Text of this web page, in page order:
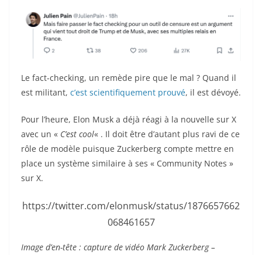
Le fact-checking, un remède pire que le mal ? Quand il
est militant, c’est scientifiquement prouvé, il est dévoyé.
Pour l’heure, Elon Musk a déjà réagi à la nouvelle sur X
avec un « C’est cool« . Il doit être d’autant plus ravi de ce
rôle de modèle puisque Zuckerberg compte mettre en
place un système similaire à ses « Community Notes »
sur X.
https://twitter.com/elonmusk/status/1876657662
068461657
Image d’en-tête : capture de vidéo Mark Zuckerberg –